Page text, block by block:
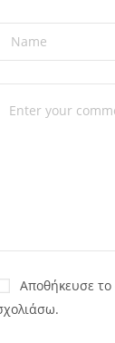
Αποθήκευσε